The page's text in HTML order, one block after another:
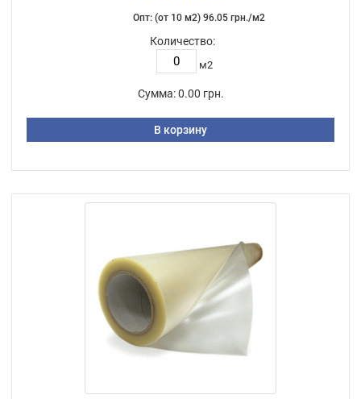
Опт: (от 10 м2) 96.05 грн./м2
Количество:
м2
Сумма: 0.00 грн.
В корзину